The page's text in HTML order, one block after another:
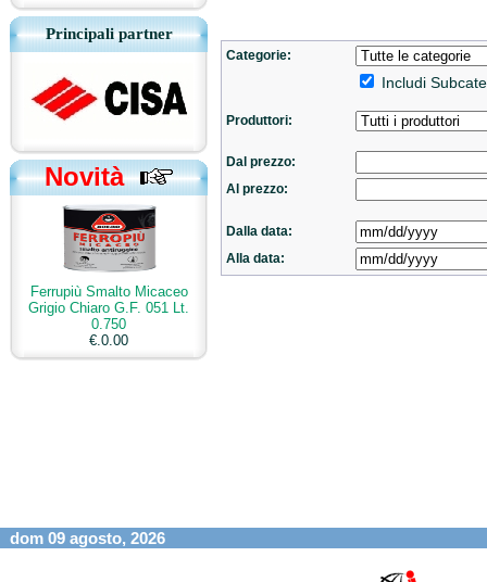
Principali partner
Novità
Ferrupiù Smalto Micaceo
Grigio Chiaro G.F. 051 Lt.
0.750
€.0.00
Categorie:
Includi
Produttori:
Dal prezzo:
Al prezzo:
Dalla data:
Alla data:
dom 09 agosto, 2026